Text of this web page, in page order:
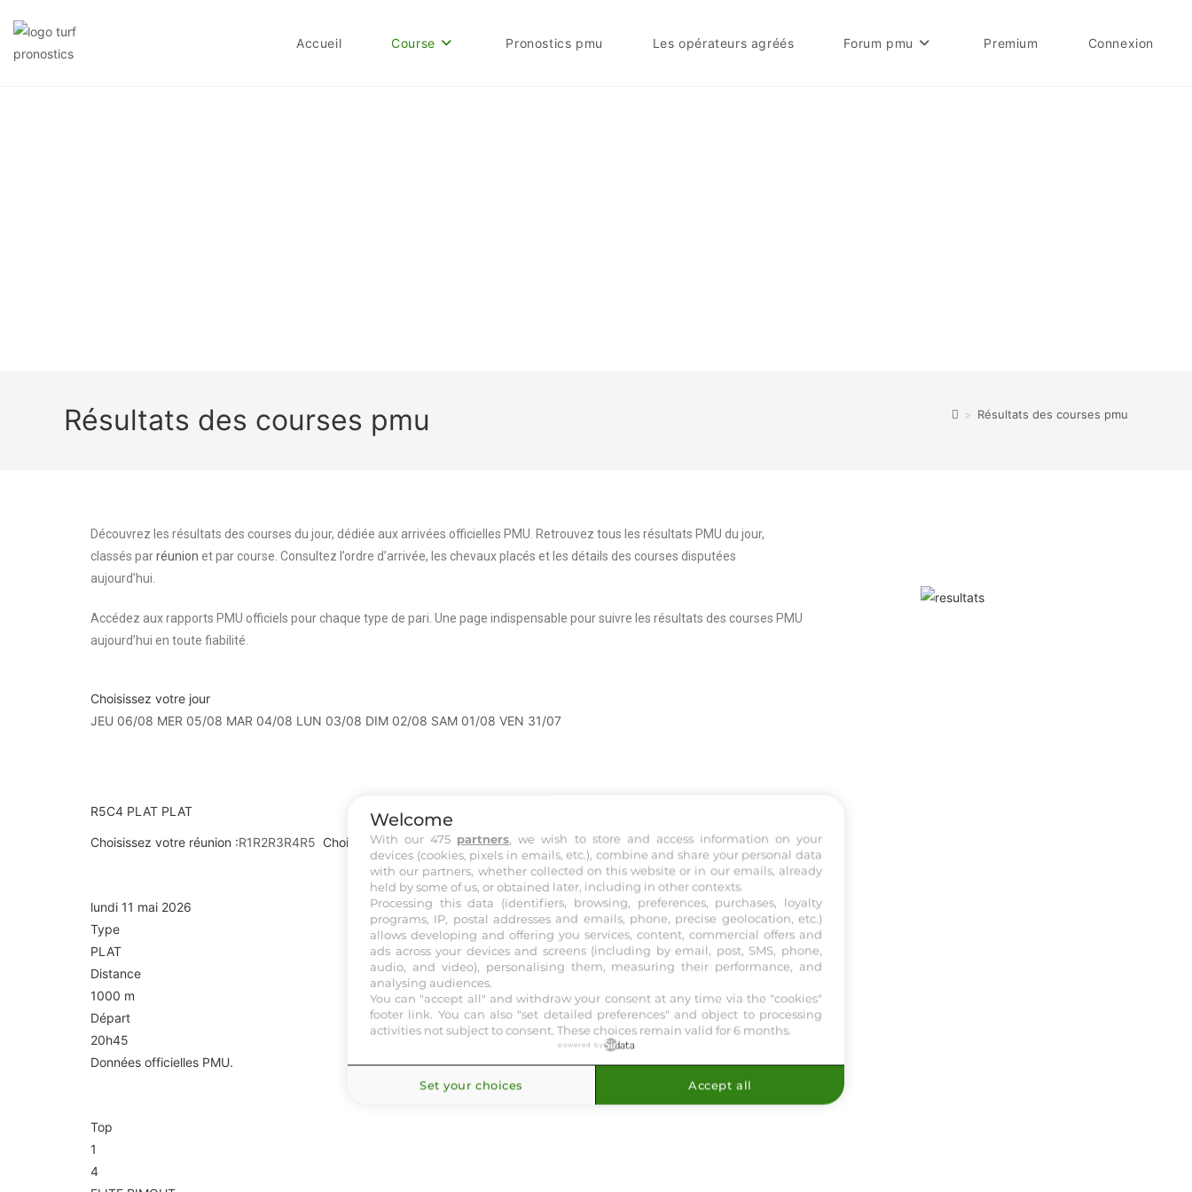
Accueil Course Pronostics pmu Les opérateurs agréés Forum pmu Premium Connexion
Résultats des courses pmu > Résultats des courses pmu
Découvrez les résultats des courses du jour, dédiée aux arrivées officielles PMU. Retrouvez tous les résultats PMU du jour,
classés parréunion et par course. Consultez l’ordre d’arrivée, les chevaux placés et les détails des courses disputées
aujourd’hui.
Accédez aux rapports PMU officiels pour chaque type de pari. Une page indispensable pour suivre les résultats des courses PMU
aujourd’hui en toute fiabilité.
Choisissez votre jour
JEU 06/08 MER 05/08 MAR 04/08 LUN 03/08 DIM 02/08 SAM 01/08 VEN 31/07
R5C4 PLAT PLAT
Choisissez votre réunion :R1R2R3R4R5 Choisissez votre course :C4C5C6 C7 C8
lundi 11 mai 2026
Type
PLAT
Distance
1000 m
Départ
20h45
Données officielles PMU.
Top
1
4
Welcome
With our 475 partners, we wish to store and access information on your
devices (cookies, pixels in emails, etc.), combine and share your personal data
with our partners, whether collected on this website or in our emails, already
held by some of us, or obtained later, including in other contexts.
Processing this data (identifiers, browsing, preferences, purchases, loyalty
programs, IP, postal addresses and emails, phone, precise geolocation, etc.)
allows developing and offering you services, content, commercial offers and
ads across your devices and screens (including by email, post, SMS, phone,
audio, and video), personalising them, measuring their performance, and
analysing audiences.
You can "accept all" and withdraw your consent at any time via the "cookies"
footer link. You can also "set detailed preferences" and object to processing
activities not subject to consent. These choices remain valid for 6 months.
powered by
Set your choices Accept all